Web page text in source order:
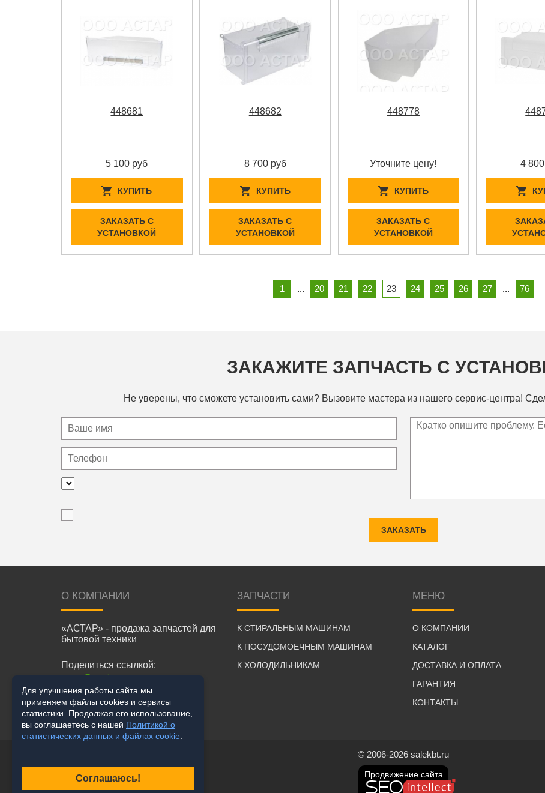
448681
5 100 руб
КУПИТЬ
ЗАКАЗАТЬ С
УСТАНОВКОЙ
448682
8 700 руб
КУПИТЬ
ЗАКАЗАТЬ С
УСТАНОВКОЙ
448778
Уточните цену!
КУПИТЬ
ЗАКАЗАТЬ С
УСТАНОВКОЙ
4
1 ... 20 21 22 23 24 25 26 27 ... 76
ЗАКАЖИТЕ ЗАПЧАСТЬ С
Не уверены, что сможете установить сами? Вызовите мастера из нашего сервис-центра!
ЗАКАЗАТЬ
О КОМПАНИИ
«АСТАР» - продажа запчастей для
бытовой техники
Поделиться ссылкой:
ЗАПЧАСТИ
К СТИРАЛЬНЫМ МАШИНАМ
К ПОСУДОМОЕЧНЫМ МАШИНАМ
К ХОЛОДИЛЬНИКАМ
МЕНЮ
О КОМПАНИИ
КАТАЛОГ
ДОСТАВКА И ОПЛАТА
ГАРАНТИЯ
КОНТАКТЫ
© 2006-2026 salekbt.ru
Продвижение сайта
Для улучшения работы сайта мы
применяем файлы cookies и сервисы
статистики. Продолжая его использование,
вы соглашаетесь с нашей Политикой о
статистических данных и файлах cookie
Соглашаюсь!